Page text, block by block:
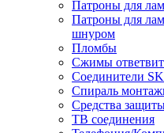
Патроны для
Патроны для
шнуром
Пломбы
Сжимы
Соединители
Спираль
Средства
ТВ соединения